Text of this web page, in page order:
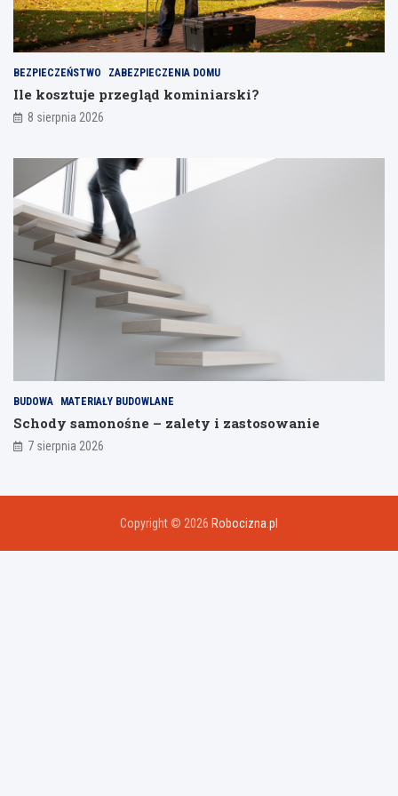
a
j
a
i
a
BEZPIECZEŃSTWO ZABEZPIECZENIA DOMU
Ile kosztuje przegląd kominiarski?
8 sierpnia 2026
BUDOWA MATERIAŁY BUDOWLANE
Schody samonośne – zalety i zastosowanie
7 sierpnia 2026
Copyright © 2026 Robocizna.pl